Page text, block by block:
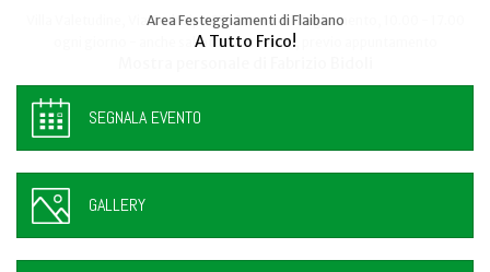
Area Festeggiamenti di Flaibano
A Tutto Frico!
Talmassons
FestInPiazza
SEGNALA EVENTO
GALLERY